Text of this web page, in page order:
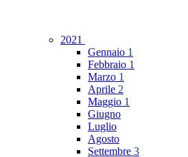
2021
Gennaio 1
Febbraio 1
Marzo 1
Aprile 2
Maggio 1
Giugno
Luglio
Agosto
Settembre 3